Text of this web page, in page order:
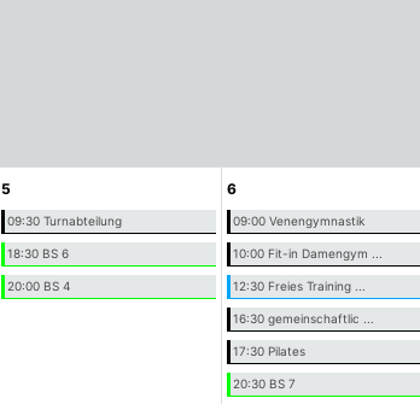
5
09:30 Turnabteilung
18:30 BS 6
20:00 BS 4
6
09:00 Venengymnastik
10:00 Fit-in Damengym ...
12:30 Freies Training ...
16:30 gemeinschaftlic ...
17:30 Pilates
20:30 BS 7